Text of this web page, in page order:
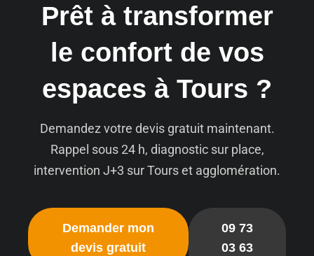
Prêt à transformer
le confort de vos
espaces à Tours ?
Demandez votre devis gratuit maintenant.
Rappel sous 24 h, diagnostic sur place,
intervention J+3 sur Tours et agglomération.
Demander mon
devis gratuit
09 73
03 63